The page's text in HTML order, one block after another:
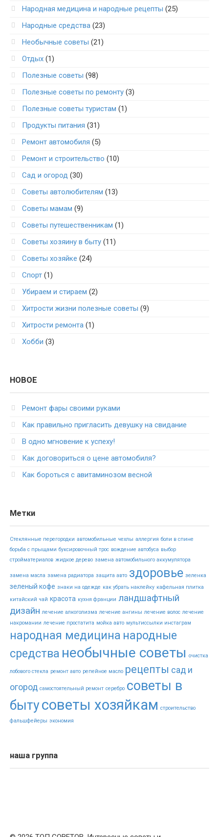
Народная медицина и народные рецепты (25)
Народные средства (23)
Необычные советы (21)
Отдых (1)
Полезные советы (98)
Полезные советы по ремонту (3)
Полезные советы туристам (1)
Продукты питания (31)
Ремонт автомобиля (5)
Ремонт и строительство (10)
Сад и огород (30)
Советы автолюбителям (13)
Советы мамам (9)
Советы путешественникам (1)
Советы хозяину в быту (11)
Советы хозяйке (24)
Спорт (1)
Убираем и стираем (2)
Хитрости жизни полезные советы (9)
Хитрости ремонта (1)
Хобби (3)
НОВОЕ
Ремонт фары своими руками
Как правильно пригласить девушку на свидание
В одно мгновение к успеху!
Как договориться о цене автомобиля?
Как бороться с авитаминозом весной
Метки
Стеклянные перегородки автомобильные чехлы аллергия боли в спине
борьба с прыщами буксировочный трос вождение автобуса выбор
стройматериалов жидкое дерево замена автомобильного аккумулятора
замена масла замена радиатора защита авто здоровье зеленка
зеленый кофе знаки на одежде как убрать наклейку кафельная плитка
китайский чай красота кухня франции ландшафтный
дизайн лечение алкоголизма лечение ангины лечение волос лечение
накромании лечение простатита мойка авто мультиссылки инстаграм
народная медицина народные
средства необычные советы очистка
лобового стекла ремонт авто репейное масло рецепты сад и
огород самостоятельный ремонт серебро советы в
бытусоветы хозяйкам строительство
фальшфейеры экономия
наша группа